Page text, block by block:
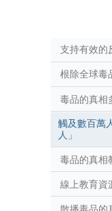
支持有效的
根除全球毒
毒品的真相
觸及數百萬
人」
毒品的真相
線上教育資